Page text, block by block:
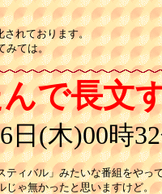
されております。
で長文
(木)00時
ティバル」みたいな番組をやっ
じゃ無かったと思いますけど。